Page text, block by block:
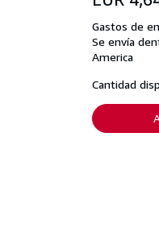
Gastos de
Se envía
America
Cantidad